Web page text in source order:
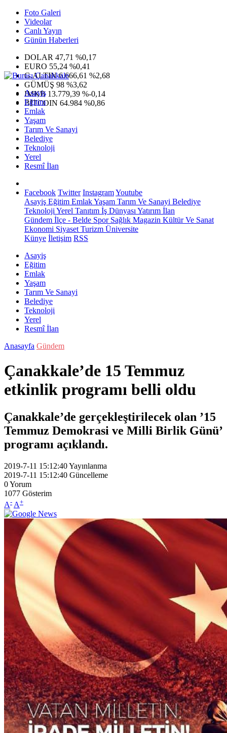
Foto Galeri
Videolar
Canlı Yayın
Günün Haberleri
DOLAR 47,71 %0,17
EURO 55,24 %0,41
G.ALTIN6.666,61 %2,68
GÜMÜŞ 98 %3,62
IMKB 13.779,39 %-0,14
BITCOIN 64.984 %0,86
Asayiş
Eğitim
Emlak
Yaşam
Tarım Ve Sanayi
Belediye
Teknoloji
Yerel
Resmî İlan
Facebook Twitter InstagramYoutube
Asayiş Eğitim EmlakYaşam Tarım Ve Sanayi Belediye
Teknoloji Yerel Tanıtım İş Dünyası Yatırım İlan
Gündem İlçe - Belde SporSağlık Magazin Kültür Ve Sanat
Ekonomi Siyaset Turizm Üniversite
Künye İletişim RSS
Asayiş
Eğitim
Emlak
Yaşam
Tarım Ve Sanayi
Belediye
Teknoloji
Yerel
Resmî İlan
Anasayfa Gündem
Çanakkale’de 15 Temmuz
etkinlik programı belli oldu
Çanakkale’de gerçekleştirilecek olan ’15
Temmuz Demokrasi ve Milli Birlik Günü’
programı açıklandı.
2019-7-11 15:12:40Yayınlanma
2019-7-11 15:12:40 Güncelleme
0Yorum
1077 Gösterim
A- A+